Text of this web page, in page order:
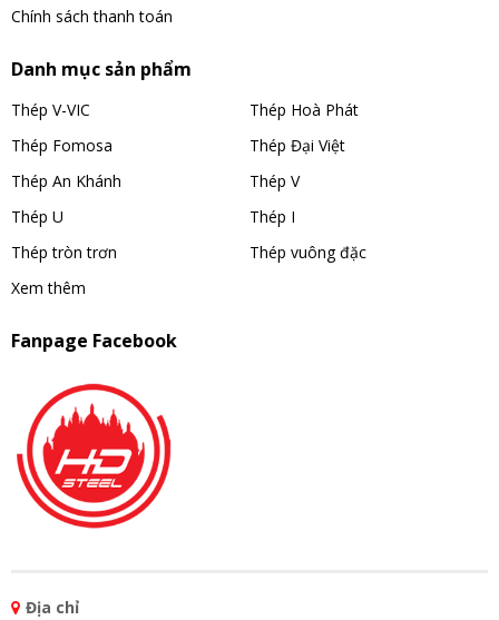
Chính sách thanh toán
Danh mục sản phẩm
Thép V-VIC
Thép Hoà Phát
Thép Fomosa
Thép Đại Việt
Thép An Khánh
Thép V
Thép U
Thép I
Thép tròn trơn
Thép vuông đặc
Xem thêm
Fanpage Facebook
Địa chỉ